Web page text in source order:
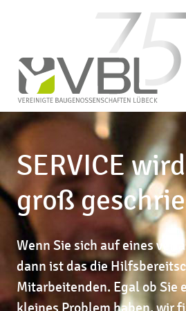
SERVICE
groß
Wenn Sie sich auf eines
dann ist das die
Mitarbeitenden. Egal ob Sie
kleines Problem haben, wir